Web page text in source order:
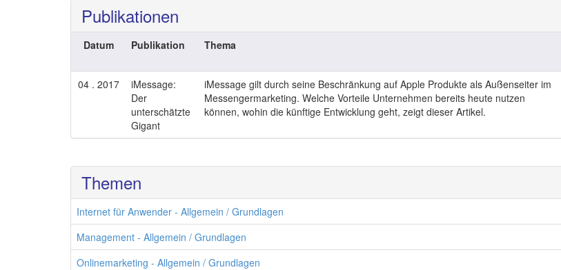
Publikationen
Datum Publikation Thema
04 . 2017
iMessage:
Der
unterschätzte
Gigant
iMessage gilt durch seine Beschränkung auf Apple Produkte als Außenseiter im
Messengermarketing. Welche Vorteile Unternehmen bereits heute nutzen
können, wohin die künftige Entwicklung geht, zeigt dieser Artikel.
Themen
Internet für Anwender - Allgemein / Grundlagen
Management - Allgemein / Grundlagen
Onlinemarketing - Allgemein / Grundlagen